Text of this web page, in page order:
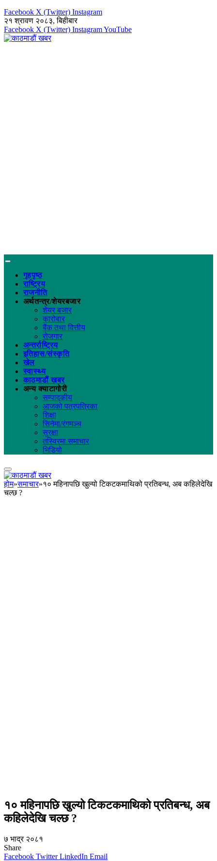
Facebook X (Twitter) Instagram
२१ श्रावण २०८३, बिहीबार
Facebook X (Twitter) InstagramYouTube
गृहपृष्ठ
राष्ट्रिय
राजनीति
अर्थतन्त्र/शेयरबजार
शेयर बजार
कारोबार
बैंक तथा वित्तीय
रोजगार
अन्तर्राष्ट्रिय
इतिहास/संस्कृति
खेल
स्वास्थ्य
काठमाडौं खबर
अन्य क्याटागोरी
सम्पादकीय
आजको पत्रपत्रिका
शिक्षा
सिनेमा/रंगमञ्च
सुरक्षा
तस्विरमा समाचार
भिडियो
होम»समाचार»१० महिनापछि खुल्यो टिकटकमाथिको प्रतिबन्ध, अब कहिलेदेखि
चल्छ ?
१० महिनापछि खुल्यो टिकटकमाथिको प्रतिबन्ध, अब
कहिलेदेखि चल्छ ?
७ भाद्र २०८१
Share
Facebook Twitter LinkedIn Email